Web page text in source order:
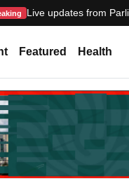
Live updates from
Featured Health